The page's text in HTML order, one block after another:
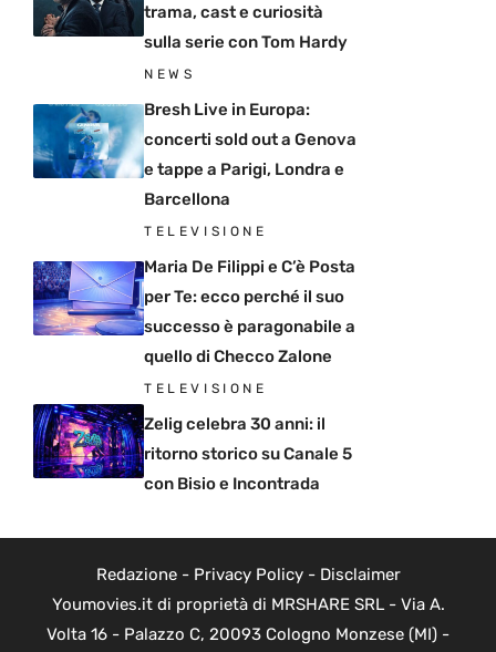
trama, cast e curiosità
sulla serie con Tom Hardy
NEWS
Bresh Live in Europa:
concerti sold out a Genova
e tappe a Parigi, Londra e
Barcellona
TELEVISIONE
Maria De Filippi e C’è Posta
per Te: ecco perché il suo
successo è paragonabile a
quello di Checco Zalone
TELEVISIONE
Zelig celebra 30 anni: il
ritorno storico su Canale 5
con Bisio e Incontrada
Redazione- Privacy Policy- Disclaimer
Youmovies.it di proprietà di MRSHARE SRL - Via A.
Volta 16 - Palazzo C, 20093 Cologno Monzese (MI) -